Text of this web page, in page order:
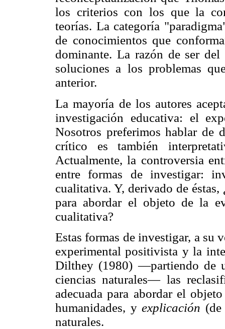
los criterios con los que la
teorías. La categoría
de conocimientos que
dominante. La razón de ser
soluciones a los problemas
anterior.
La mayoría de los autores
investigación educativa: el
Nosotros preferimos hablar de
crítico es también
Actualmente, la controversia
entre formas de investigar:
cualitativa. Y, derivado de éstas,
para abordar el objeto de la
cualitativa?
Estas formas de investigar, a su
experimental positivista y la
Dilthey (1980) —partiendo de
ciencias naturales— las
adecuada para abordar el
humanidades, yexplicación
naturales.